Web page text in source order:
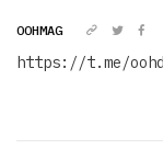
OOHMAG
https://t.me/